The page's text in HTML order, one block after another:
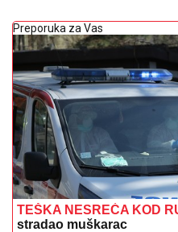
Preporuka za Vas
TEŠKA NESREĆA KOD
stradao muškarac